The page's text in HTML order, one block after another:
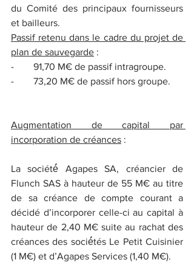
du Comité des principaux fournisseurs
et bailleurs.
Passif retenu dans le cadre du projet de
plan de sauvegarde :
-        91,70 M€ de passif intragroupe.
-        73,20 M€ de passif hors groupe.
Augmentation de capital par
incorporation de créances :
La société́ Agapes SA, créancier de
Flunch SAS à hauteur de 55 M€ au titre
de sa créance de compte courant a
décidé d’incorporer celle-ci au capital à
hauteur de 2,40 M€ suite au rachat des
créances des socié́tés Le Petit Cuisinier
(1 M€) et d’Agapes Services (1,40 M€).